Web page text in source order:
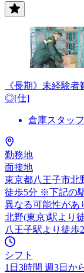
《長期》未経験
◎[仕]
倉庫スタッフ
勤務地
面接地
東京都八王子市北
徒歩5分 ※下記の
異なる可能性があ
北野(東京)駅より
八王子駅より徒歩
シフト
1日3時間 週3日か